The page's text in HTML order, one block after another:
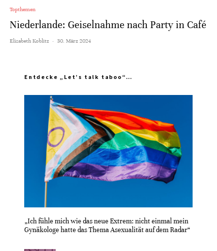
Topthemen
Niederlande: Geiselnahme nach Party in Café
Elisabeth Koblitz · 30. März 2024
Entdecke „Let’s talk taboo“…
„Ich fühle mich wie das neue Extrem: nicht einmal mein
Gynäkologe hatte das Thema Asexualität auf dem Radar“